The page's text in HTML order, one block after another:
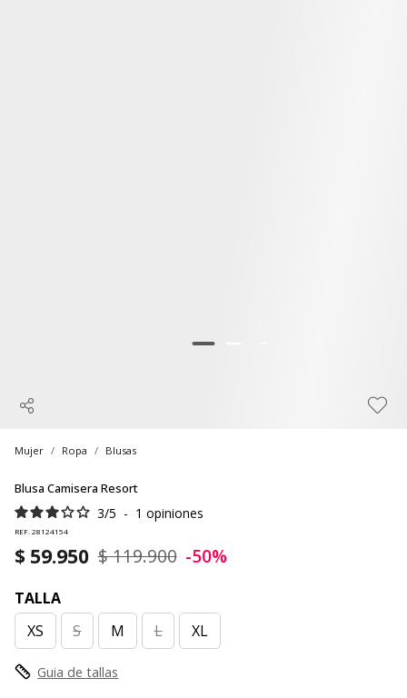
Mujer Ropa Blusas
Blusa Camisera Resort
3/5 - 1 opiniones
REF. 28124154
$ 59.950 $ 119.900 -50%
TALLA
XS
S M L XL
Guia de tallas